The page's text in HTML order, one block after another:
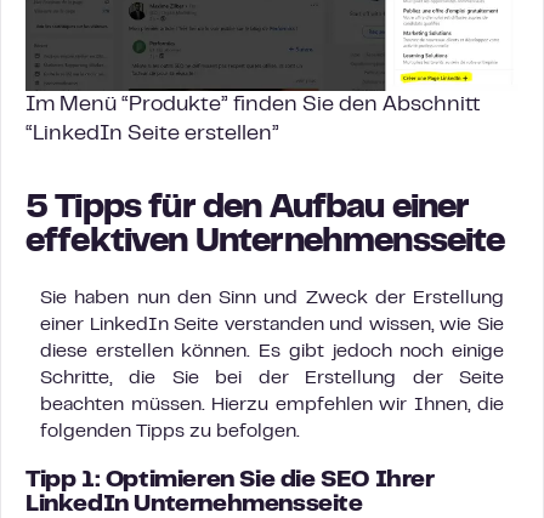
Im Menü “Produkte” finden Sie den Abschnitt
“LinkedIn Seite erstellen”
5 Tipps für den Aufbau einer
effektiven Unternehmensseite
Sie haben nun den Sinn und Zweck der Erstellung
einer LinkedIn Seite verstanden und wissen, wie Sie
diese erstellen können. Es gibt jedoch noch einige
Schritte, die Sie bei der Erstellung der Seite
beachten müssen. Hierzu empfehlen wir Ihnen, die
folgenden Tipps zu befolgen.
Tipp 1: Optimieren Sie die SEO Ihrer
LinkedIn Unternehmensseite